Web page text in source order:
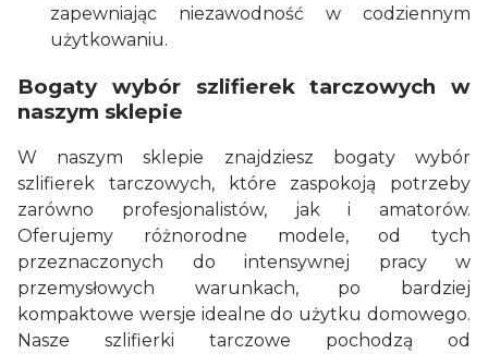
zapewniając niezawodność w codziennym
użytkowaniu.
Bogaty wybór szlifierek tarczowych w
naszym sklepie
W naszym sklepie znajdziesz bogaty wybór
szlifierek tarczowych, które zaspokoją potrzeby
zarówno profesjonalistów, jak i amatorów.
Oferujemy różnorodne modele, od tych
przeznaczonych do intensywnej pracy w
przemysłowych warunkach, po bardziej
kompaktowe wersje idealne do użytku domowego.
Nasze szlifierki tarczowe pochodzą od